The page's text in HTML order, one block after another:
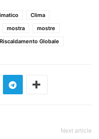
Clima
mostra
mostre
Riscaldamento Globale
Next article